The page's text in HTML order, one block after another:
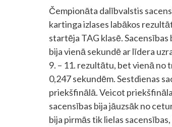
Čempionāta dalībvalstis
kartinga izlases labākos
startēja TAG klasē.
bija vienā sekundē ar līdera
9. – 11. rezultātu, bet vienā no
0,247 sekundēm. Sestdienas
priekšfinālā. Veicot
sacensības bija jāuzsāk no
bija pirmās tik lielas